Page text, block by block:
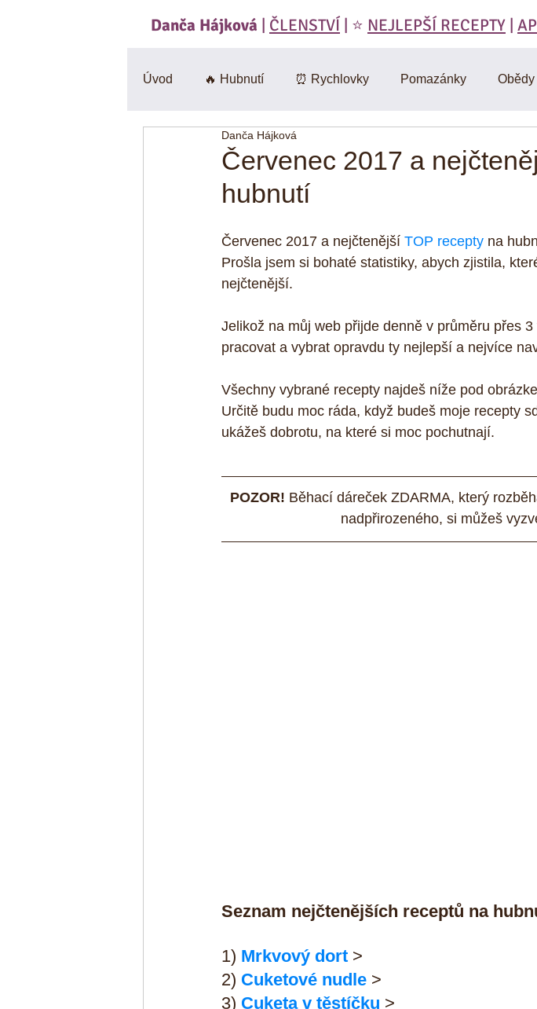
Danča Hájková | ČLENSTVÍ | ⭐️ NEJLEPŠÍ RECEPTY |
Úvod 🔥 Hubnutí ⏰ Rychlovky Pomazánky Obědy
🍄 Houby
BEZlepkové 🎃 Dýně
CviKuch Cvičici Kuchařka Omáčky Zdravá strava
Mák Bez mouky
Červenec 2017 a
hubnutí
Danča Hájková
Červenec 2017 a nejčtenější TOP recepty na
Prošla jsem si bohaté statistiky, abych zjistila,
nejčtenější.
Jelikož na můj web přijde denně v průměru přes
pracovat a vybrat opravdu ty nejlepší a nejvíce
Všechny vybrané recepty najdeš níže pod
Určitě budu moc ráda, když budeš moje recepty
ukážeš dobrotu, na které si moc pochutnají.
POZOR! Běhací dáreček ZDARMA, který
nadpřirozeného, si můžeš
Seznam nejčtenějších receptů na
1) Mrkvový dort >
2) Cuketové nudle >
3) Cuketa v těstíčku >